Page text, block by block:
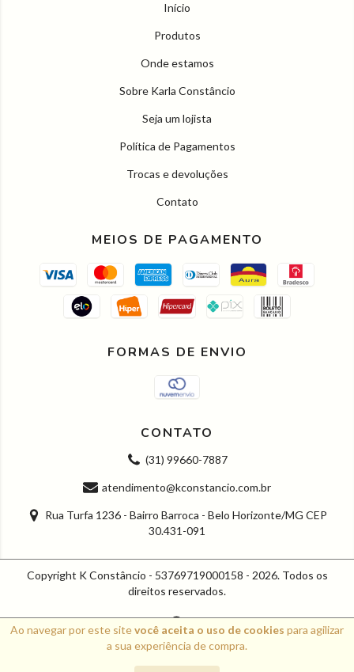
Ao navegar por este sitevocê aceita o uso de cookies para agilizar
a sua experiência de compra.
Início
Produtos
Onde estamos
Sobre Karla Constâncio
Seja um lojista
Política de Pagamentos
Trocas e devoluções
Contato
MEIOS DE PAGAMENTO
FORMAS DE ENVIO
CONTATO
(31) 99660-7887
atendimento@kconstancio.com.br
Rua Turfa 1236 - Bairro Barroca - Belo Horizonte/MG CEP
30.431-091
Copyright K Constâncio - 53769719000158 - 2026. Todos os
direitos reservados.